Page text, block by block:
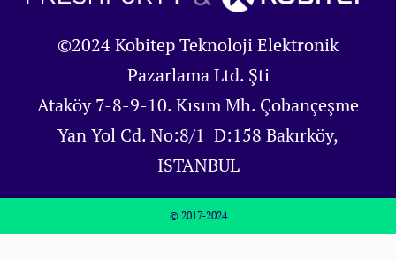
©2024 Kobitep Teknoloji Elektronik
Pazarlama Ltd. Şti
Ataköy 7-8-9-10. Kısım Mh. Çobançeşme
Yan Yol Cd. No:8/1 D:158 Bakırköy,
ISTANBUL
© 2017-2024